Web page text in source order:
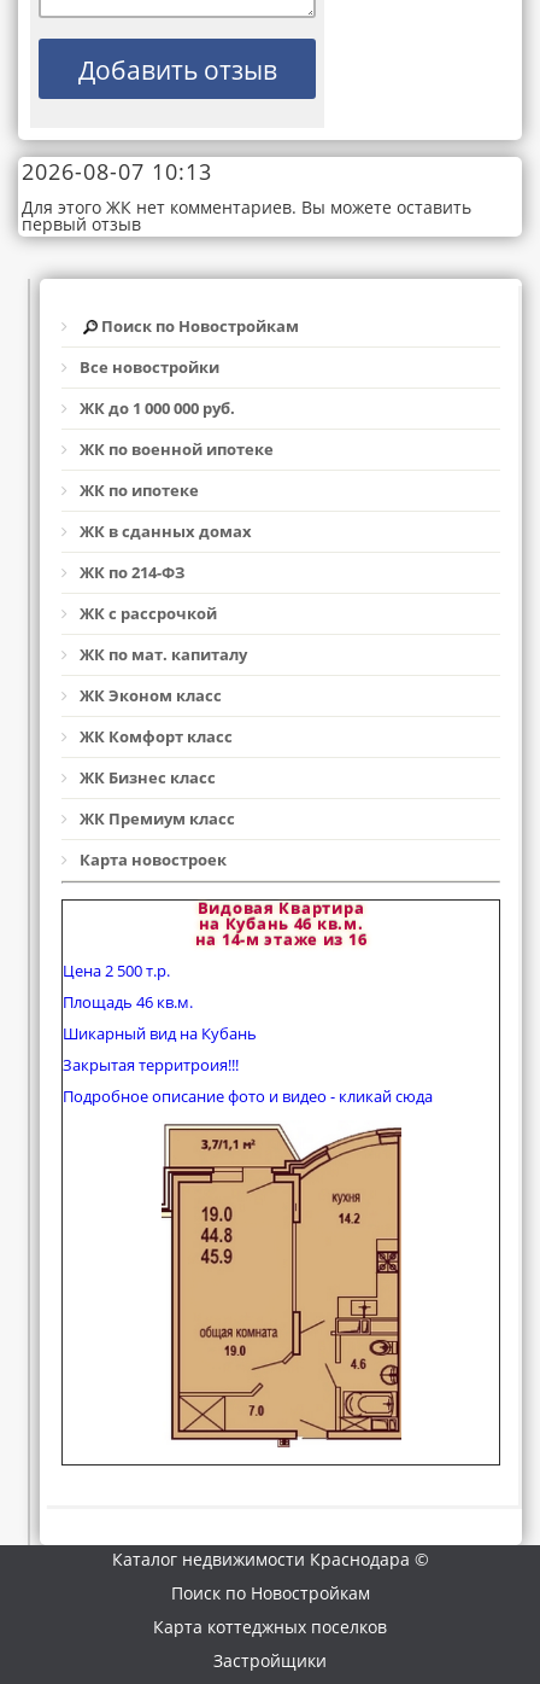
2026-08-07 10:13
Для этого ЖК нет комментариев. Вы можете оставить
первый отзыв
Поиск по Новостройкам
Все новостройки
ЖК до 1 000 000 руб.
ЖК по военной ипотеке
ЖК по ипотеке
ЖК в сданных домах
ЖК по 214-ФЗ
ЖК с рассрочкой
ЖК по мат. капиталу
ЖК Эконом класс
ЖК Комфорт класс
ЖК Бизнес класс
ЖК Премиум класс
Карта новостроек
Видовая Квартира
на Кубань 46 кв.м.
на 14-м этаже из 16
Цена 2 500 т.р.
Площадь 46 кв.м.
Шикарный вид на Кубань
Закрытая территроия!!!
Подробное описание фото и видео - кликай сюда
Каталог недвижимости Краснодара ©
Поиск по Новостройкам
Карта коттеджных поселков
Застройщики